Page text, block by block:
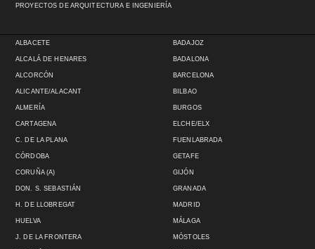
PROYECTOS DE ARQUITECTURA E INGENIERÍA
ALBACETE
ALCALÁ DE HENARES
ALCORCÓN
ALICANTE/ALACANT
ALMERÍA
BADAJOZ
BADALONA
BARCELONA
BILBAO
BURGOS
CARTAGENA
C. DE LA PLANA
CÓRDOBA
CORUÑA (A)
DON. S. SEBASTIÁN
ELCHE/ELX
FUENLABRADA
GETAFE
GIJÓN
GRANADA
H. DE LLOBREGAT
HUELVA
J. DE LA FRONTERA
MADRID
MÁLAGA
MÓSTOLES